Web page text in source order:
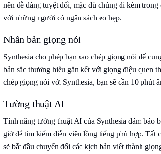
nên dễ dàng tuyệt đối, mặc dù chúng đi kèm
với những người có ngân sách eo hẹp.
Nhân bản giọng nói
Synthesia cho phép bạn sao chép giọng nói để
bản sắc thương hiệu gắn kết với giọng điệu quen
chép giọng nói với Synthesia, bạn sẽ cần 10 phút
Tường thuật AI
Tính năng tường thuật AI của Synthesia đảm bảo
giờ để tìm kiếm diễn viên lồng tiếng phù hợp. Tất
sẽ bắt đầu chuyển đổi các kịch bản viết thành